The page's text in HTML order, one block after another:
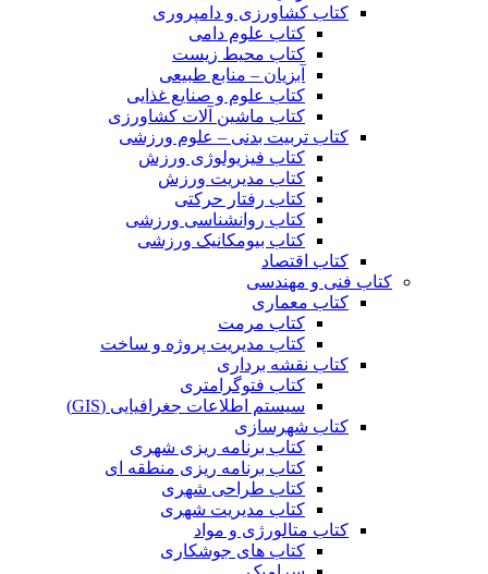
کتاب کشاورزی و دامپروری
کتاب علوم دامی
کتاب محیط زیست
آبزیان – منابع طبیعی
کتاب علوم و صنایع غذایی
کتاب ماشین آلات کشاورزی
کتاب تربیت بدنی – علوم ورزشی
کتاب فیزیولوژی ورزش
کتاب مدیریت ورزش
کتاب رفتار حرکتی
کتاب روانشناسی ورزشی
کتاب بیومکانیک ورزشی
کتاب اقتصاد
کتاب فنی و مهندسی
کتاب معماری
کتاب مرمت
کتاب مدیریت پروژه و ساخت
کتاب نقشه برداری
کتاب فتوگرامتری
سیستم اطلاعات جغرافیایی (GIS)
کتاب شهرسازی
کتاب برنامه ریزی شهری
کتاب برنامه ریزی منطقه ای
کتاب طراحی شهری
کتاب مدیریت شهری
کتاب متالورژی و مواد
کتاب های جوشکاری